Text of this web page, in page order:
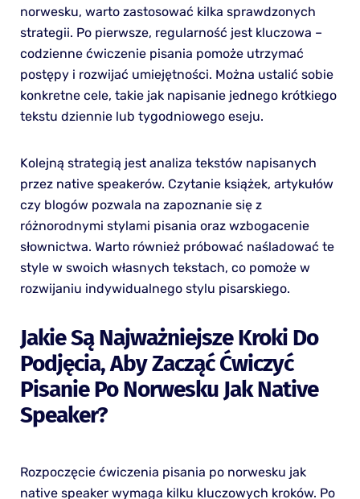
norwesku, warto zastosować kilka sprawdzonych
strategii. Po pierwsze, regularność jest kluczowa –
codzienne ćwiczenie pisania pomoże utrzymać
postępy i rozwijać umiejętności. Można ustalić sobie
konkretne cele, takie jak napisanie jednego krótkiego
tekstu dziennie lub tygodniowego eseju.
Kolejną strategią jest analiza tekstów napisanych
przez native speakerów. Czytanie książek, artykułów
czy blogów pozwala na zapoznanie się z
różnorodnymi stylami pisania oraz wzbogacenie
słownictwa. Warto również próbować naśladować te
style w swoich własnych tekstach, co pomoże w
rozwijaniu indywidualnego stylu pisarskiego.
Jakie Są Najważniejsze Kroki Do
Podjęcia, Aby Zacząć Ćwiczyć
Pisanie Po Norwesku Jak Native
Speaker?
Rozpoczęcie ćwiczenia pisania po norwesku jak
native speaker wymaga kilku kluczowych kroków. Po